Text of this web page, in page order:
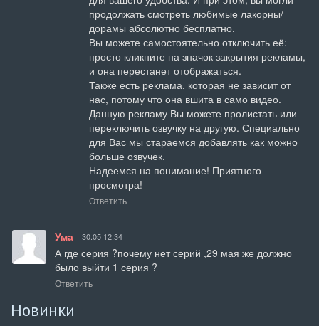
продолжать смотреть любимые лакорны/
дорамы абсолютно бесплатно.
Вы можете самостоятельно отключить её:
просто кликните на значок закрытия рекламы,
и она перестанет отображаться.
Также есть реклама, которая не зависит от
нас, потому что она вшита в само видео.
Данную рекламу Вы можете пролистать или
переключить озвучку на другую. Специально
для Вас мы стараемся добавлять как можно
больше озвучек.
Надеемся на понимание! Приятного
просмотра!
Ответить
Ума 30.05 12:34
А где серия ?почему нет серий ,29 мая же должно
было выйти 1 серия ?
Ответить
Новинки